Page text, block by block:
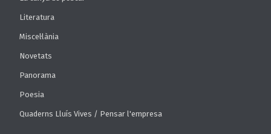
Literatura
Miscel·lània
Novetats
Panorama
Poesia
Quaderns Lluís Vives / Pensar l'empresa